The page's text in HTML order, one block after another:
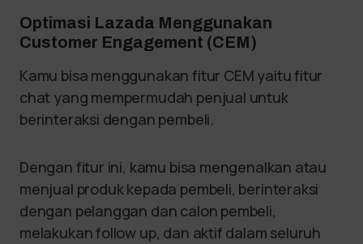
Optimasi Lazada Menggunakan
Customer Engagement (CEM)
Kamu bisa menggunakan fitur CEM yaitu fitur
chat yang mempermudah penjual untuk
berinteraksi dengan pembeli.
Dengan fitur ini, kamu bisa mengenalkan atau
menjual produk kepada pembeli, berinteraksi
dengan pelanggan dan calon pembeli,
melakukan follow up, dan aktif dalam seluruh